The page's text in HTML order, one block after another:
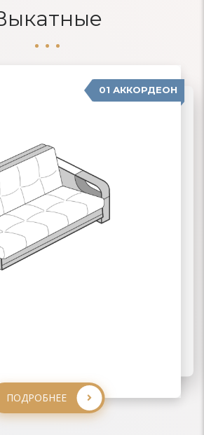
01 АККОРДЕОН
ПОДРОБНЕЕ